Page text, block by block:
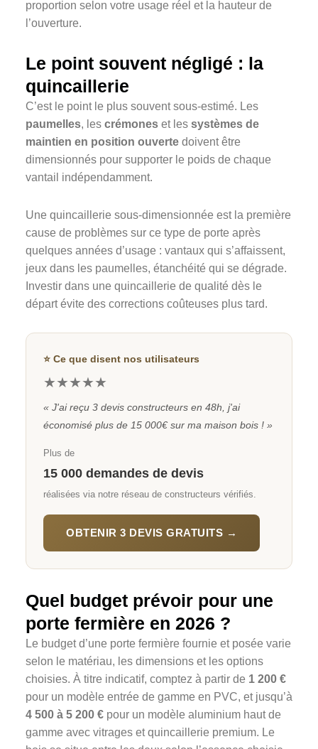
proportion selon votre usage réel et la hauteur de
l’ouverture.
Le point souvent négligé : la
quincaillerie
C’est le point le plus souvent sous-estimé. Les
paumelles, les crémones et les systèmes de
maintien en position ouverte doivent être
dimensionnés pour supporter le poids de chaque
vantail indépendamment.
Une quincaillerie sous-dimensionnée est la première
cause de problèmes sur ce type de porte après
quelques années d’usage : vantaux qui s’affaissent,
jeux dans les paumelles, étanchéité qui se dégrade.
Investir dans une quincaillerie de qualité dès le
départ évite des corrections coûteuses plus tard.
⭐ Ce que disent nos utilisateurs
★★★★★
« J'ai reçu 3 devis constructeurs en 48h, j'ai
économisé plus de 15 000€ sur ma maison bois ! »
Plus de
15 000 demandes de devis
réalisées via notre réseau de constructeurs vérifiés.
OBTENIR 3 DEVIS GRATUITS →
Quel budget prévoir pour une
porte fermière en 2026 ?
Le budget d’une porte fermière fournie et posée varie
selon le matériau, les dimensions et les options
choisies. À titre indicatif, comptez à partir de 1 200 €
pour un modèle entrée de gamme en PVC, et jusqu’à
4 500 à 5 200 € pour un modèle aluminium haut de
gamme avec vitrages et quincaillerie premium. Le